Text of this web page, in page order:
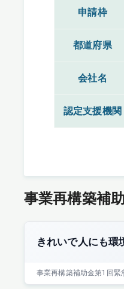
申請枠
都道府県
会社名
認定支援機関
事業再構築補
きれいで人にも環
事業再構築補助金第1回緊